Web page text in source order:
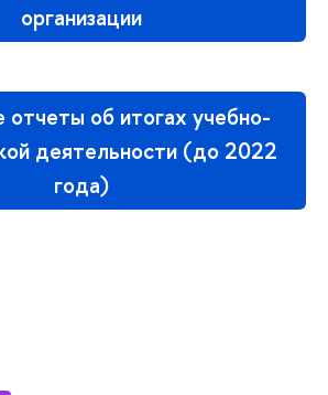
организации
об итогах учебно-
деятельности (до 2022
года)